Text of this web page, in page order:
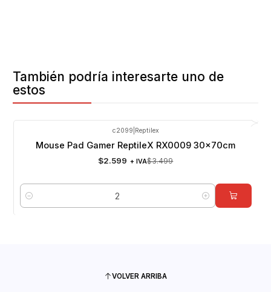
También podría interesarte uno de
estos
c2099 Reptilex
Mouse Pad Gamer ReptileX RX0009 30x70cm
$2.599 + IVA$3.499
Cantidad
VOLVER ARRIBA